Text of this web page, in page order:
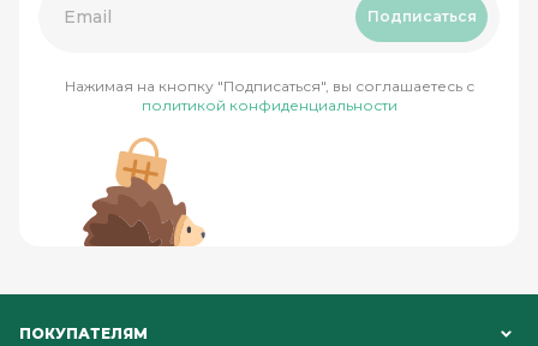
Подписаться
Нажимая на кнопку "Подписаться", вы соглашаетесь с
политикой конфиденциальности
ПОКУПАТЕЛЯМ